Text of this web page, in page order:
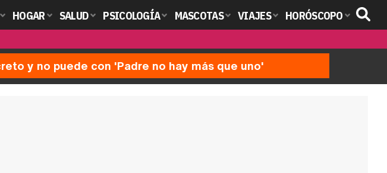
HOGAR SALUD PSICOLOGÍA MASCOTAS VIAJES HORÓSCOPO
y no puede con 'Padre no hay más que uno'